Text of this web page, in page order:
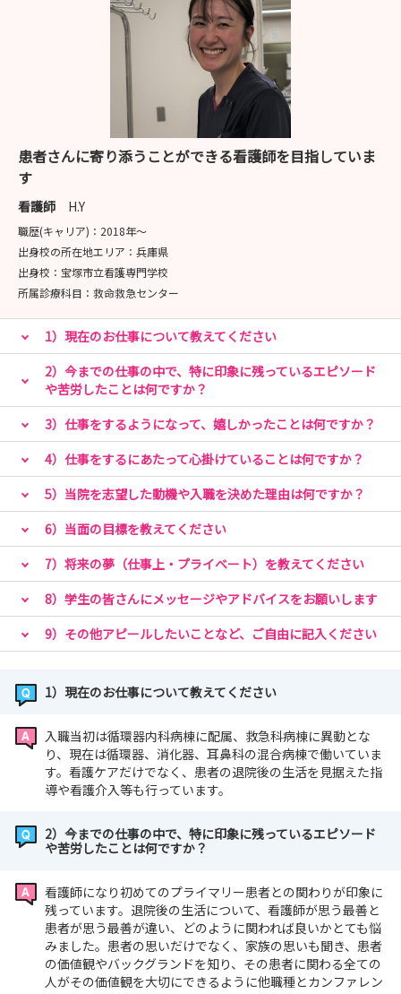
患者さんに寄り添うことができる看護師を目指していま
す
看護師 H.Y
職歴(キャリア)： 2018年〜
出身校の所在地エリア： 兵庫県
出身校： 宝塚市立看護専門学校
所属診療科目： 救命救急センター
1）現在のお仕事について教えてください
2）今までの仕事の中で、特に印象に残っているエピソード
や苦労したことは何ですか？
3）仕事をするようになって、嬉しかったことは何ですか？
4）仕事をするにあたって心掛けていることは何ですか？
5）当院を志望した動機や入職を決めた理由は何ですか？
6）当面の目標を教えてください
7）将来の夢（仕事上・プライベート）を教えてください
8）学生の皆さんにメッセージやアドバイスをお願いします
9）その他アピールしたいことなど、ご自由に記入ください
1）現在のお仕事について教えてください
入職当初は循環器内科病棟に配属、救急科病棟に異動とな
り、現在は循環器、消化器、耳鼻科の混合病棟で働いていま
す。看護ケアだけでなく、患者の退院後の生活を見据えた指
導や看護介入等も行っています。
2）今までの仕事の中で、特に印象に残っているエピソード
や苦労したことは何ですか？
看護師になり初めてのプライマリー患者との関わりが印象に
残っています。退院後の生活について、看護師が思う最善と
患者が思う最善が違い、どのように関われば良いかとても悩
みました。患者の思いだけでなく、家族の思いも聞き、患者
の価値観やバックグランドを知り、その患者に関わる全ての
人がその価値観を大切にできるように他職種とカンファレン